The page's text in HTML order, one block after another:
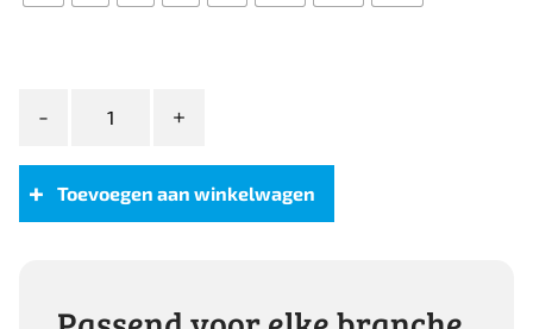
Basic
Fleece
Toevoegen aan winkelwagen